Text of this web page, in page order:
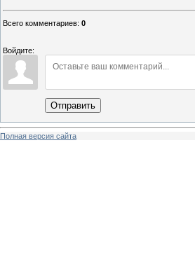
Всего комментариев: 0
Войдите:
Отправить
Полная версия сайта